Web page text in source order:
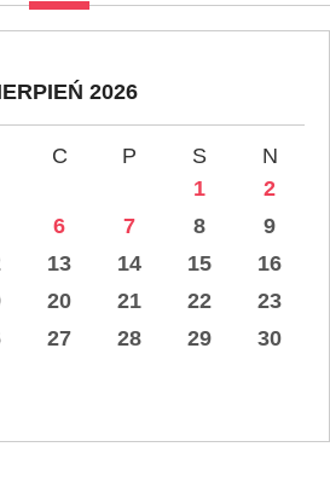
2026
C P S
N
1
2
6 7 8
9
13 14 15
16
20 21 22
23
27 28 29
30